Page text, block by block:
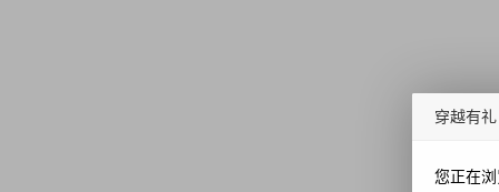
穿越有礼
您正在